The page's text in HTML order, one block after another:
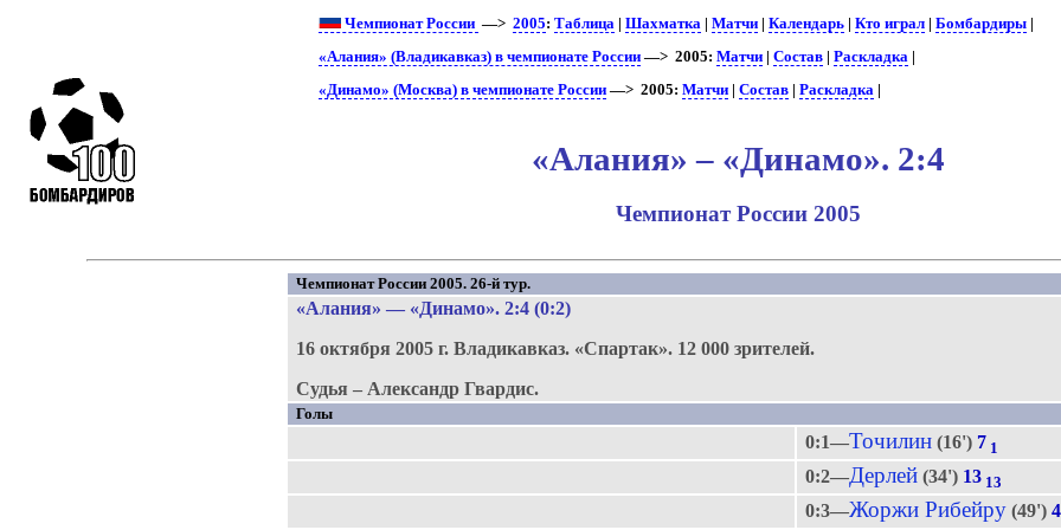
Чемпионат России —>2005:Таблица |Шахматка |Матчи |Календарь |Кто играл |Бомбардиры
«Алания» (Владикавказ) в чемпионате России —> 2005:Матчи |Состав |Раскладка |
«Динамо» (Москва) в чемпионате России —> 2005:Матчи |Состав |Раскладка |
«Алания» – «Динамо». 2:4
Чемпионат России 2005
Чемпионат России 2005. 26-й тур.
«Алания» — «Динамо». 2:4 (0:2)
16 октября 2005 г.Владикавказ. «Спартак». 12 000 зрителей.
Судья – Александр Гвардис.
Голы
0:1—Точилин (16') 7 1
0:2—Дерлей (34') 13 13
0:3—Жоржи Рибейру (49')4